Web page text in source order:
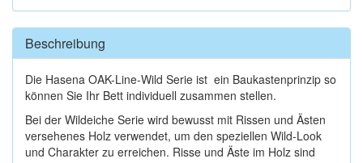
Beschreibung
Die Hasena OAK-Line-Wild Serie ist ein Baukastenprinzip so
können Sie Ihr Bett individuell zusammen stellen.
Bei der Wildeiche Serie wird bewusst mit Rissen und Ästen
versehenes Holz verwendet, um den speziellen Wild-Look
und Charakter zu erreichen. Risse und Äste im Holz sind